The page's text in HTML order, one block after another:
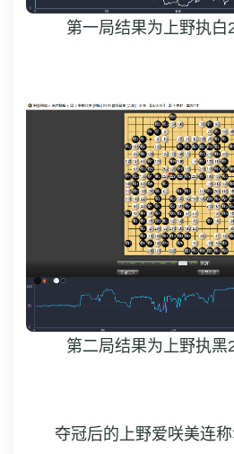
第一局结果为上野执白
第二局结果为上野执黑
夺冠后的上野爱咲美连